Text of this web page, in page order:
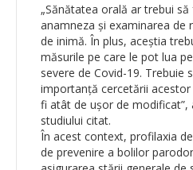
„Sănătatea orală ar trebui
anamneza și examinarea de
de inimă. În plus, aceștia
măsurile pe care le pot lua
severe de Covid-19. Trebuie
importanță cercetării
fi atât de ușor de modificat”,
studiului citat.
În acest context, profilaxia
de prevenire a bolilor